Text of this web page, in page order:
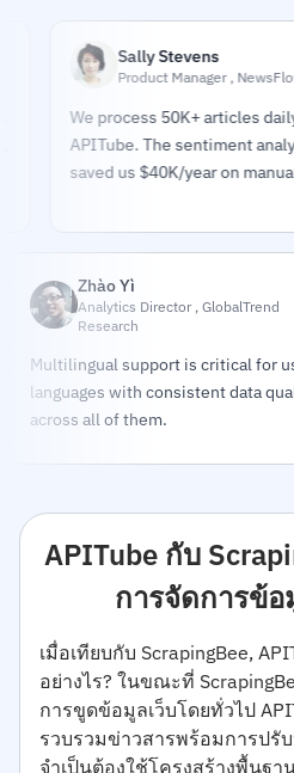
Sally Stevens
Product Manager , NewsFlow Inc.
We process 50K+ articles daily
APITube. The sentiment analysis
saved us $40K/year on manual
Zhào Yì
Analytics Director , GlobalTrend
Research
Multilingual support is critical for
languages with consistent data
across all of them.
APITube กับ
การจัดการข้
เมื่อเทียบกับ ScrapingBee,
อย่างไร? ในขณะที่
การขูดข้อมูลเว็บโดยทั่วไป
รวบรวมข่าวสารพร้อมการปรับ
จำเป็นต้องใช้โครงสร้างพื้นฐ